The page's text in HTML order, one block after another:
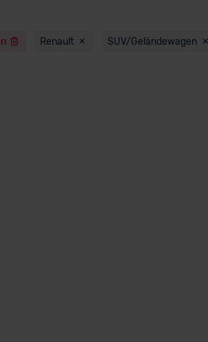
Renault SUV/Geländewagen